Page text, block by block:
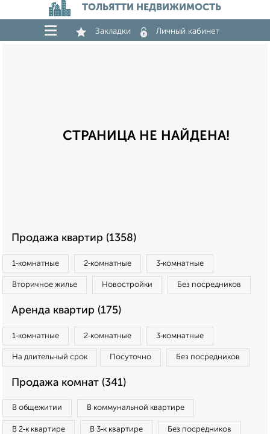
ТОЛЬЯТТИ НЕДВИЖИМОСТЬ
Закладки Личный кабинет
СТРАНИЦА НЕ НАЙДЕНА!
Продажа квартир (1358)
1‑комнатные 2‑комнатные 3‑комнатные
Вторичное жилье Новостройки Без посредников
Аренда квартир (175)
1‑комнатные 2‑комнатные 3‑комнатные
На длительный срок Посуточно Без посредников
Продажа комнат (341)
В общежитии В коммунальной квартире
В 2‑к квартире В 3‑к квартире Без посредников